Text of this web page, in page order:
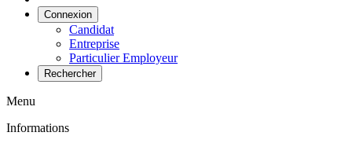
Connexion
Candidat
Entreprise
Particulier Employeur
Rechercher
Menu
Informations